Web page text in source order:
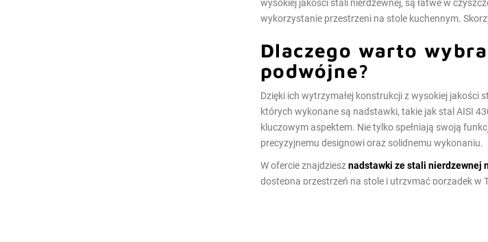
wysokiej jakości stali nierdzewnej, są łatwe w
wykorzystanie przestrzeni na stole kuchennym.
Dlaczego warto
podwójne?
Dzięki ich wytrzymałej konstrukcji z wysokiej jakości
których wykonane są nadstawki, takie jak stal AISI
kluczowym aspektem. Nie tylko spełniają swoją
precyzyjnemu designowi oraz solidnemu wykonaniu.
W ofercie znajdziesznadstawki ze stali nierdzewnej
dostępną przestrzeń na stole i utrzymać porządek